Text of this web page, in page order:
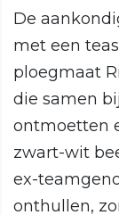
De
met een
ploegmaat
die samen
ontmoetten
zwart-wit
ex-
onthullen,